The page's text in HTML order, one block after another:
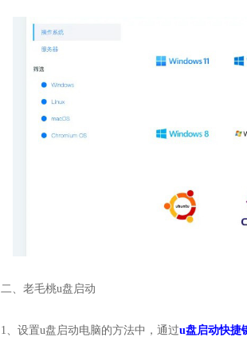
二、老毛桃u盘启动
1、设置u盘启动电脑的方法中，通过u盘启动快捷